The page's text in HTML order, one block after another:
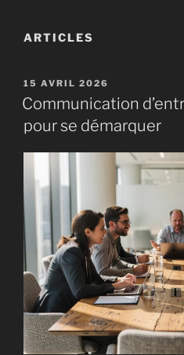
ARTICLES
PUBLIÉ
LE
15 AVRIL 2026
Communication
pour se démarquer